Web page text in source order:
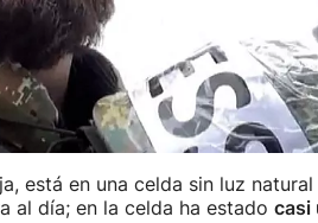
está en una celda sin luz
al día; en la celda ha estado casi